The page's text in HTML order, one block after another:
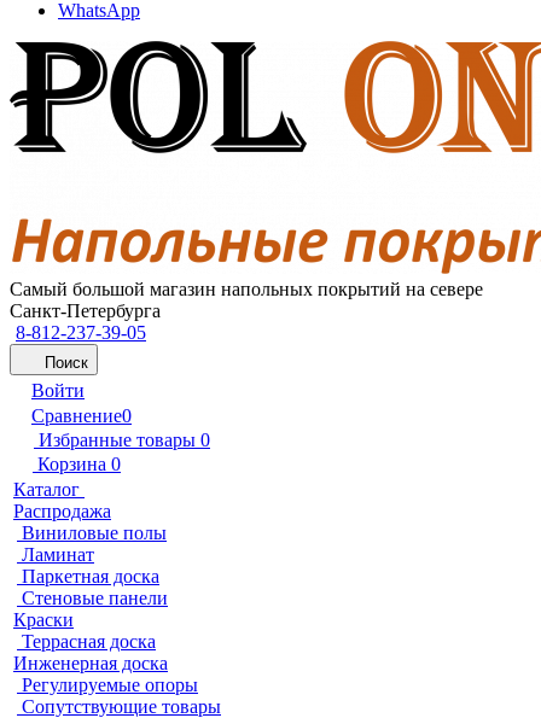
WhatsApp
Самый большой магазин напольных покрытий на севере
Санкт-Петербурга
8-812-237-39-05
Поиск
Войти
Сравнение0
Избранные товары 0
Корзина 0
Каталог
Распродажа
Виниловые полы
Ламинат
Паркетная доска
Стеновые панели
Краски
Террасная доска
Инженерная доска
Регулируемые опоры
Сопутствующие товары